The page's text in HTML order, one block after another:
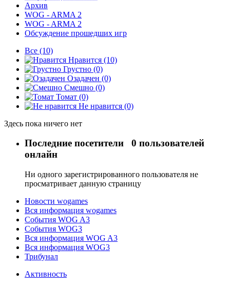
Архив
WOG - ARMA 2
WOG - ARMA 2
Обсуждение прошедших игр
Все (10)
Нравится (10)
Грустно (0)
Озадачен (0)
Смешно (0)
Томат (0)
Не нравится (0)
Здесь пока ничего нет
Последние посетители 0 пользователей
онлайн
Ни одного зарегистрированного пользователя не
просматривает данную страницу
Новости wogames
Вся информация wogames
События WOG A3
События WOG3
Вся информация WOG A3
Вся информация WOG3
Трибунал
Активность